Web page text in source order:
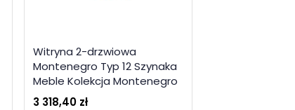
Witryna 2-drzwiowa
Montenegro Typ 12 Szynaka
Meble Kolekcja Montenegro
3 318,40 zł